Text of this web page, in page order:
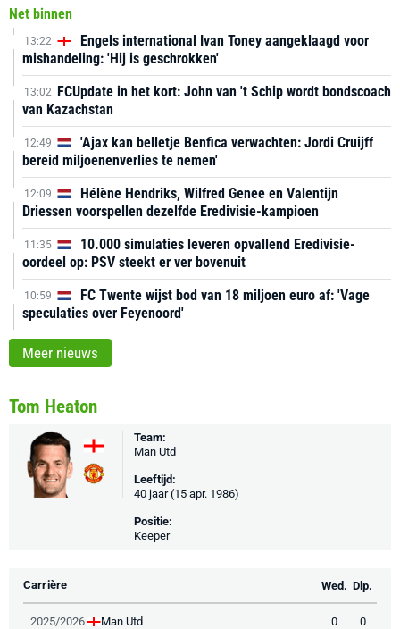
Net binnen
13:22
Engels international Ivan Toney aangeklaagd voor
mishandeling: 'Hij is geschrokken'
13:02 FCUpdate in het kort: John van 't Schip wordt bondscoach
van Kazachstan
12:49
'Ajax kan belletje Benfica verwachten: Jordi Cruijff
bereid miljoenenverlies te nemen'
12:09
Hélène Hendriks, Wilfred Genee en Valentijn
Driessen voorspellen dezelfde Eredivisie-kampioen
11:35
10.000 simulaties leveren opvallend Eredivisie-
oordeel op: PSV steekt er ver bovenuit
10:59
FC Twente wijst bod van 18 miljoen euro af: 'Vage
speculaties over Feyenoord'
Meer nieuws
Tom Heaton
Team:
Man Utd
Leeftijd:
40 jaar (15 apr. 1986)
Positie:
Keeper
Carrière Wed. Dlp.
2025/2026 Man Utd 0 0